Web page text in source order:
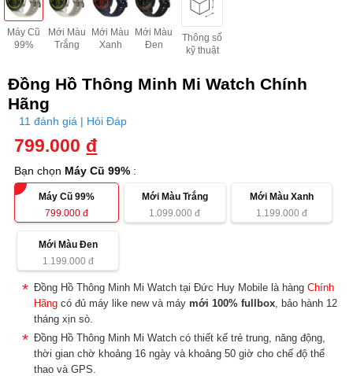
Máy Cũ
99%
Mới Màu
Trắng
Mới Màu
Xanh
Mới Màu
Đen
Thông số
kỹ thuật
Đồng Hồ Thông Minh Mi Watch Chính
Hãng
11 đánh giá | Hỏi Đáp
799.000 đ
Bạn chọn Máy Cũ 99% :
Máy Cũ 99%
799.000 đ
Mới Màu Trắng
1.099.000 đ
Mới Màu Xanh
1.199.000 đ
Mới Màu Đen
1.199.000đ
Đồng Hồ Thông Minh Mi Watch tại Đức Huy Mobile là hàngChính
Hãng có đủ máy like new và máymới 100% fullbox, bảo hành 12
tháng xịn sò.
Đồng Hồ Thông Minh Mi Watch có thiết kế trẻ trung, năng động,
thời gian chờ khoảng 16 ngày và khoảng 50 giờ cho chế độ thể
thao và GPS.